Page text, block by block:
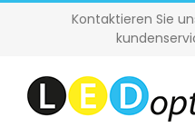
Zum
Kontaktieren Sie